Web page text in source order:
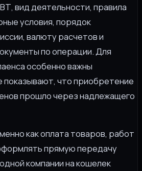
вид деятельности, правила
условия, порядок
валюту расчетов и
по операции. Для
особенно важны
что приобретение
прошло через надлежащего
как оплата товаров, работ
прямую передачу
компании на кошелек